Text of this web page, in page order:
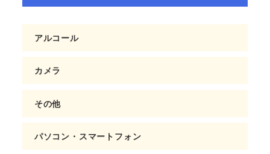
アルコール
カメラ
その他
パソコン・スマートフォン